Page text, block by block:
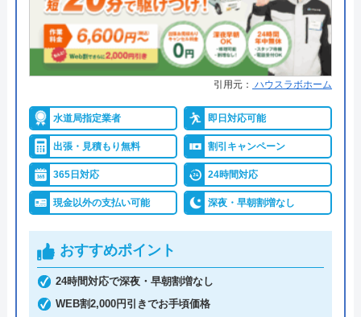
代表者 島村禮孝
1992年6月1日創立
大阪府大阪市中央区瓦屋町3丁目7-3 イ
ースマイルビル
対応エリア
●累計実績 累計実績36万件
●保証・保険 ―
詳細は公式HPでご確認ください
水道屋のイエローがおすすめの理由
水道屋のイエローは、水のトラブルを24時間365日
体制で受けつけています。現場に一番近いスタッフ
を手配するので、早ければわずか10分～20分で駆け
つけてくれます。累計36万件を突破する実績がある
トイレのトラブルは「つまり」「水が出ない」「水
漏れ」「水が止まらない」などの症状に対応。作業
引用元： ハウスラボホーム
水道局指定業者 即日対応可能
出張・見積もり無料 割引キャンペーン
365日対応 24時間対応
現金以外の支払い可能 深夜・早朝割増なし
おすすめポイント
24時間対応で深夜・早朝割増なし
WEB割2,000円引きでお手頃価格